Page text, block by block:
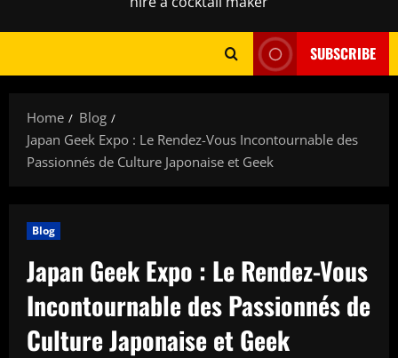
SUBSCRIBE
Home
Blog
Japan Geek Expo : Le Rendez-Vous Incontournable des
Passionnés de Culture Japonaise et Geek
Blog
Japan Geek Expo : Le Rendez-Vous
Incontournable des Passionnés de
Culture Japonaise et Geek